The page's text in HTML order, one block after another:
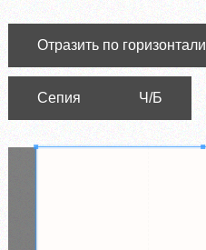
Отразить по горизонтали
Сепия Ч/Б